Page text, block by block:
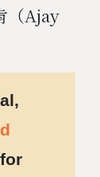
（Ajay